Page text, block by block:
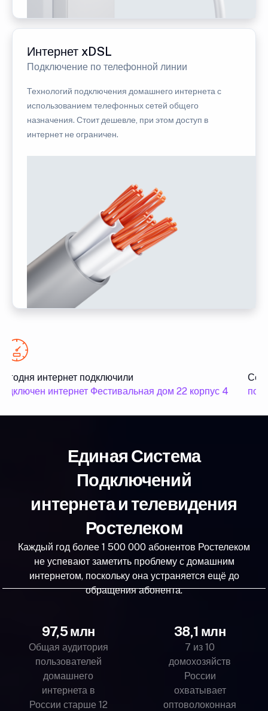
Интернет xDSL
Подключение по телефонной линии
Технологий подключения домашнего интернета с
использованием телефонных сетей общего
назначения. Стоит дешевле, при этом доступ в
интернет не ограничен.
интернет подключили
интернет Фестивальная дом 22 корпус 4
Единая Система
Подключений
интернета и телевидения
Ростелеком
Каждый год более 1 500 000 абонентов Ростелеком
не успевают заметить проблему с домашним
интернетом, поскольку она устраняется ещё до
обращения абонента.
97,5 млн
Общая аудитория
пользователей
домашнего
интернета в
России старше 12
38,1 млн
7 из 10
домохозяйств
России
охватывает
оптоволоконная